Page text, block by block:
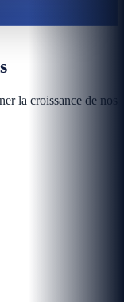
la croissance de nos